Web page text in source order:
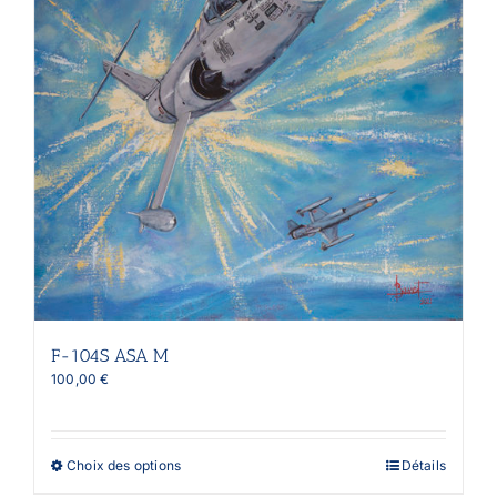
produit
F-104S ASA M
100,00€
Choix des optionsCe
Détails